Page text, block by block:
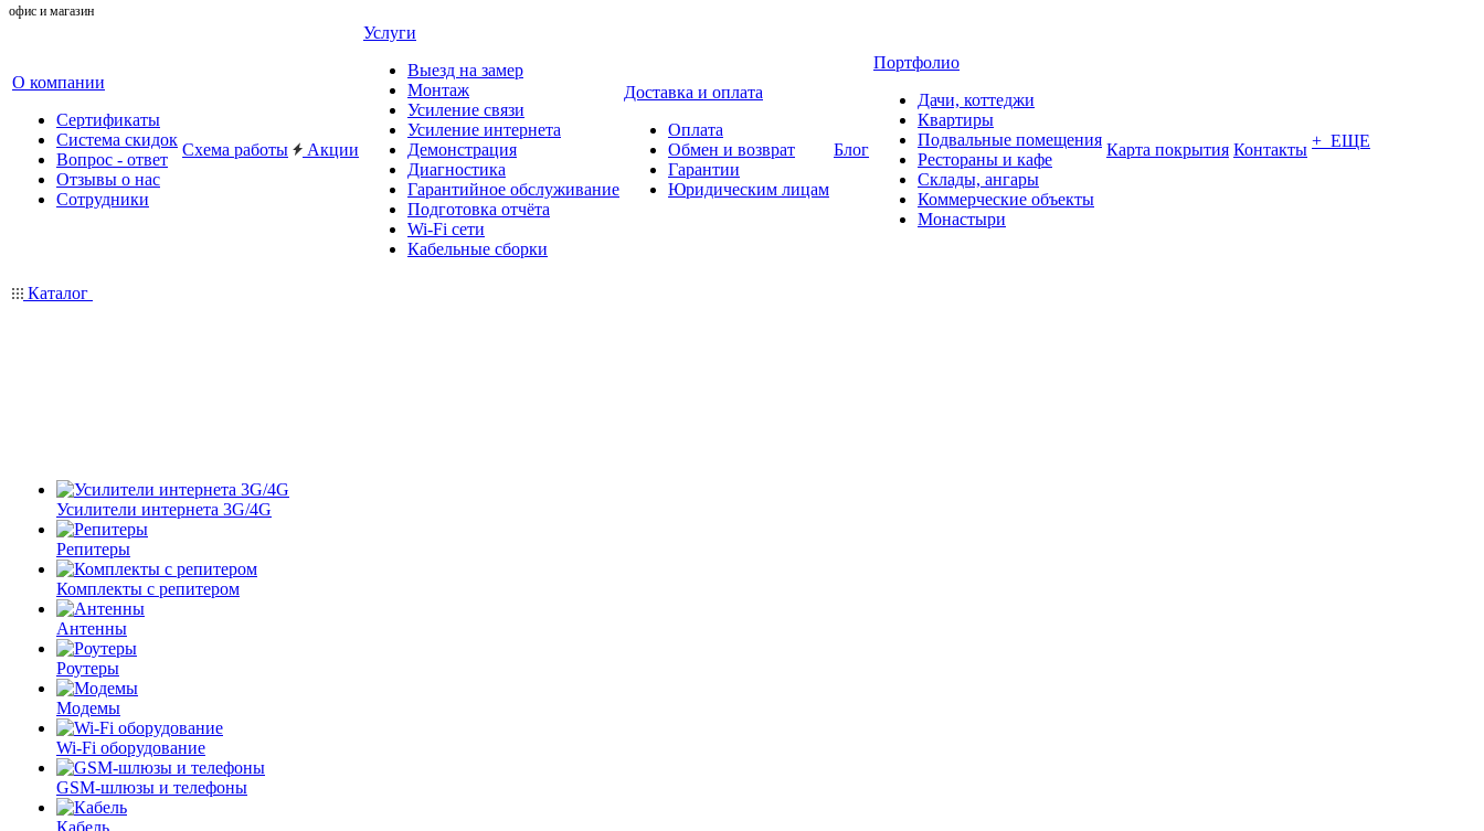
офис и магазин
О компании
Сертификаты
Система скидок
Вопрос - ответ
Отзывы о нас
Сотрудники
Схема работы Акции
Услуги
Выезд на замер
Монтаж
Усиление связи
Усиление интернета
Демонстрация
Диагностика
Гарантийное обслуживание
Подготовка отчёта
Wi-Fi сети
Кабельные сборки
Доставка и оплата
Оплата
Обмен и возврат
Гарантии
Юридическим лицам
Блог
Портфолио
Дачи, коттеджи
Квартиры
Подвальные помещения
Рестораны и кафе
Склады, ангары
Коммерческие объекты
Монастыри
Карта покрытия Контакты + ЕЩЕ
Каталог
Усилители интернета 3G/4G
Репитеры
Комплекты с репитером
Антенны
Роутеры
Модемы
Wi-Fi оборудование
GSM-шлюзы и телефоны
Кабель